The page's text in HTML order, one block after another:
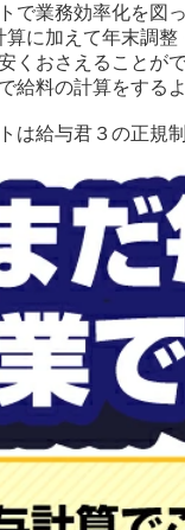
で業務効率化を図っ
に加えて年末調
くおさえることが
給料の計算をする
給与君３の正規制